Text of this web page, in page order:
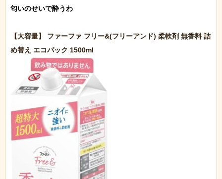
匂いのせいで酔うわ
【大容量】 ファーファ フリー&(フリーアンド) 柔軟剤 無香料 詰